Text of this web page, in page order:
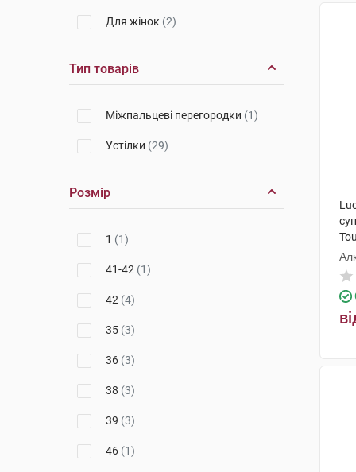
Для жінок (2)
Тип товарів
Міжпальцеві перегородки (1)
Устілки (29)
Розмір
1 (1)
41-42 (1)
42 (4)
35 (3)
36 (3)
38 (3)
39 (3)
46 (1)